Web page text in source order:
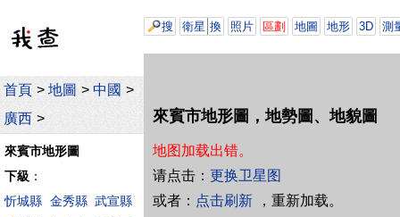
首頁 > 地圖 > 中國 >
廣西 >
來賓市地形圖
下級 ：
忻城縣 金秀縣 武宣縣
搜 衛星 換 照片 區劃 地圖 地形 3D 測
來賓市地形圖，地勢圖、地貌圖
地图加载出错。
请点击： 更换卫星图
或者： 点击刷新 ，重新加载。